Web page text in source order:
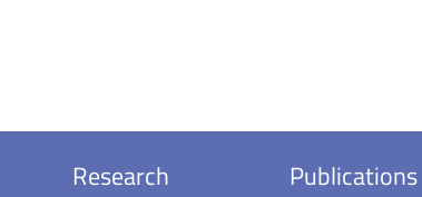
Research Publications